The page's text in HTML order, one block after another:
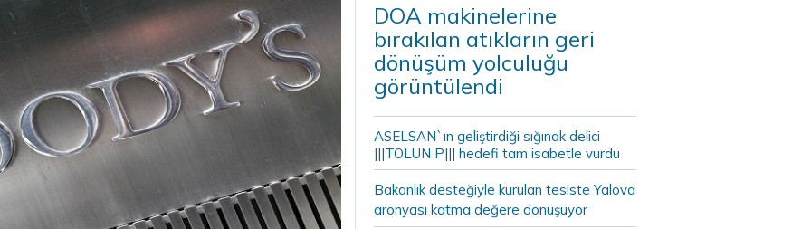
DOA makinelerine
bırakılan atıkların geri
dönüşüm yolculuğu
görüntülendi
ASELSAN`ın geliştirdiği sığınak delici
|||TOLUN P||| hedefi tam isabetle vurdu
Bakanlık desteğiyle kurulan tesiste Yalova
aronyası katma değere dönüşüyor